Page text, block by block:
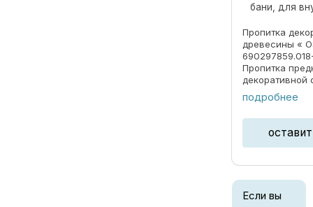
бани, для
Пропитка
древесины «
Пропитка
декоративной
под ценные
подробнее
Если вы